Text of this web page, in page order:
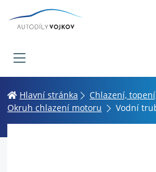
Hlavní stránka
Chlazení,
Okruh chlazení motoru
Vodní